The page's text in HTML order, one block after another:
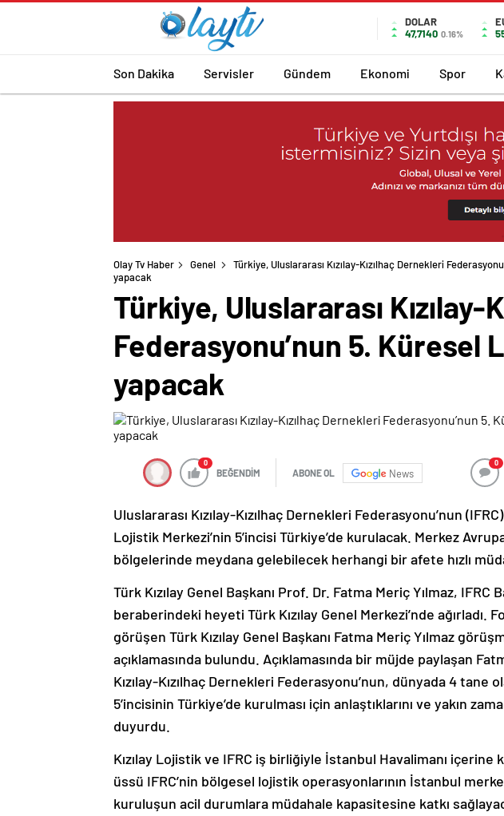
DOLAR
47,7140 0.16%
Son Dakika Servisler Gündem Ekonomi Spor
Olay Tv Haber Genel
Türkiye, Uluslararası Kızılay-Kızılhaç Dernekleri
yapacak
Türkiye, Uluslararası Kızılay-
Federasyonu’nun 5. Küresel
yapacak
0
BEĞENDİM ABONE OL News
0
Uluslararası Kızılay-Kızılhaç Dernekleri Federasyonu’nun
Lojistik Merkezi’nin 5’incisi Türkiye’de kurulacak. Merkez
bölgelerinde meydana gelebilecek herhangi bir afete hızlı
Türk Kızılay Genel Başkanı Prof. Dr. Fatma Meriç Yılmaz, IFRC
beraberindeki heyeti Türk Kızılay Genel Merkezi’nde
görüşen Türk Kızılay Genel Başkanı Fatma Meriç Yılmaz
açıklamasında bulundu. Açıklamasında bir müjde paylaşan
Kızılay-Kızılhaç Dernekleri Federasyonu’nun, dünyada 4 tane
5’incisinin Türkiye’de kurulması için anlaştıklarını ve yakın
duyurdu.
Kızılay Lojistik ve IFRC iş birliğiyle İstanbul Havalimanı içerine
üssü IFRC’nin bölgesel lojistik operasyonlarının İstanbul
kuruluşun acil durumlara müdahale kapasitesine katkı